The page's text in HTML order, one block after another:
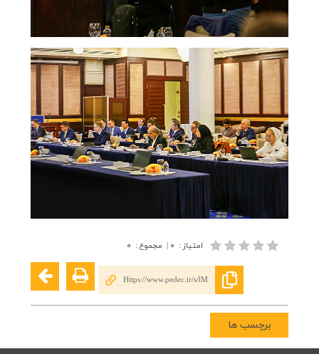
امتیاز : ۰ | مجموع : ۰
Https://www.pedec.ir/s/lM
برچسب ها